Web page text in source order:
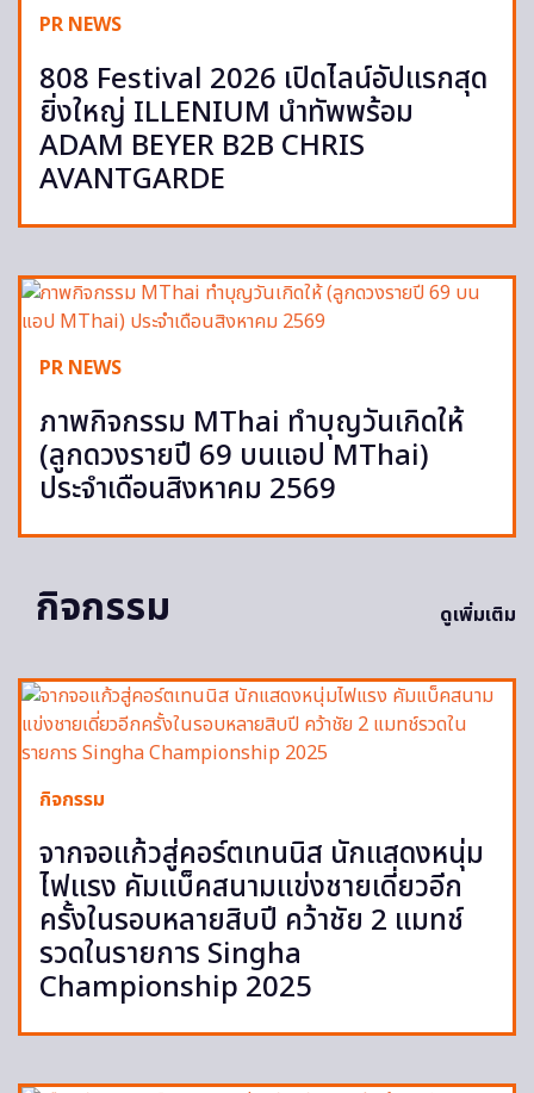
PR NEWS
808 Festival 2026 เปิดไลน์อัปแรกสุด
ยิ่งใหญ่ ILLENIUM นำทัพพร้อม
ADAM BEYER B2B CHRIS
AVANTGARDE
PR NEWS
ภาพกิจกรรม MThai ทำบุญวันเกิดให้
(ลูกดวงรายปี 69 บนแอป MThai)
ประจำเดือนสิงหาคม 2569
กิจกรรม ดูเพิ่มเติม
กิจกรรม
จากจอแก้วสู่คอร์ตเทนนิส นักแสดงหนุ่ม
ไฟแรง คัมแบ็คสนามแข่งชายเดี่ยวอีก
ครั้งในรอบหลายสิบปี คว้าชัย 2 แมทช์
รวดในรายการ Singha
Championship 2025